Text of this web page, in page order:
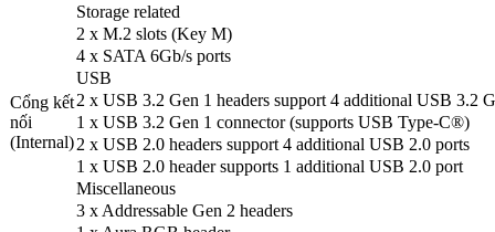
Cổng kết
nối
(Internal)
Storage related
2 x M.2 slots (Key M)
4 x SATA 6Gb/s ports
USB
2 x USB 3.2 Gen 1 headers support 4 additional USB 3.2
1 x USB 3.2 Gen 1 connector (supports USB Type-C®)
2 x USB 2.0 headers support 4 additional USB 2.0 ports
1 x USB 2.0 header supports 1 additional USB 2.0 port
Miscellaneous
3 x Addressable Gen 2 headers